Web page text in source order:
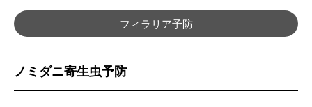
フィラリア予防
ノミダニ寄生虫予防